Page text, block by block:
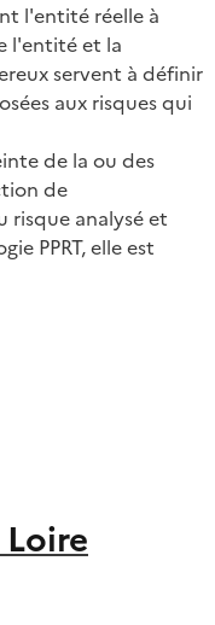
l'entité réelle à
l'entité et la
servent à définir
aux risques qui
de la ou des
de
risque analysé et
PPRT, elle est